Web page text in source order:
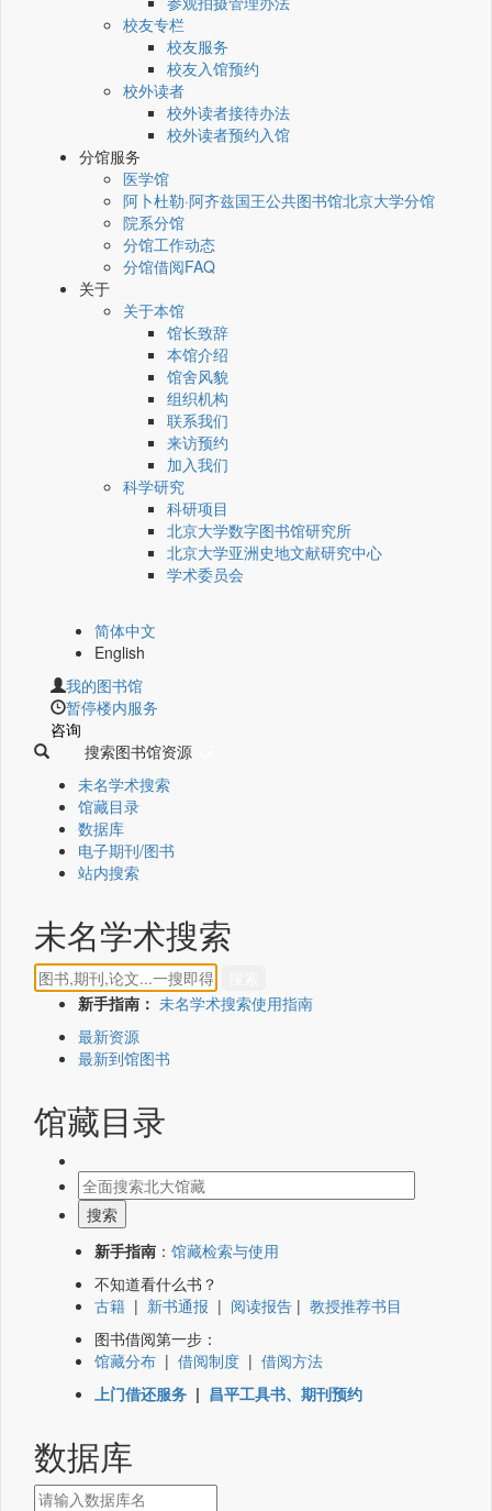
校友专栏
校友服务
校友入馆预约
校外读者
校外读者接待办法
校外读者预约入馆
分馆服务
医学馆
阿卜杜勒·阿齐兹国王公共图书馆北京大学分馆
院系分馆
分馆工作动态
分馆借阅FAQ
关于
关于本馆
馆长致辞
本馆介绍
馆舍风貌
组织机构
联系我们
来访预约
加入我们
科学研究
科研项目
北京大学数字图书馆研究所
北京大学亚洲史地文献研究中心
学术委员会
简体中文
English
我的图书馆
暂停楼内服务
咨询
搜索图书馆资源
未名学术搜索
馆藏目录
数据库
电子期刊/图书
站内搜索
未名学术搜索
新手指南： 未名学术搜索使用指南
最新资源
最新到馆图书
馆藏目录
新手指南 ： 馆藏检索与使用
不知道看什么书？
古籍 | 新书通报 | 阅读报告 | 教授推荐书目
图书借阅第一步：
馆藏分布 | 借阅制度 | 借阅方法
上门借还服务 | 昌平工具书、期刊预约
数据库